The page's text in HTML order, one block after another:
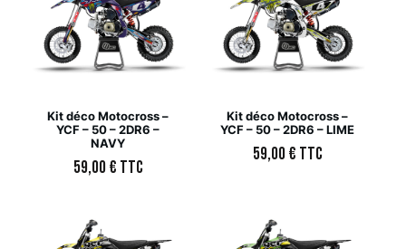
Kit déco Motocross –
YCF – 50 – 2DR6 –
NAVY
59,00€ TTC
Kit déco Motocross –
YCF – 50 – 2DR6 – LIME
59,00€ TTC